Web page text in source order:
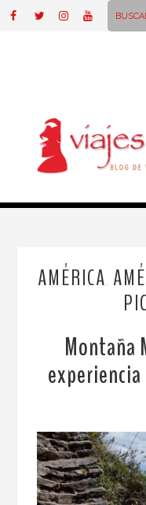
AMÉRICA
Montaña